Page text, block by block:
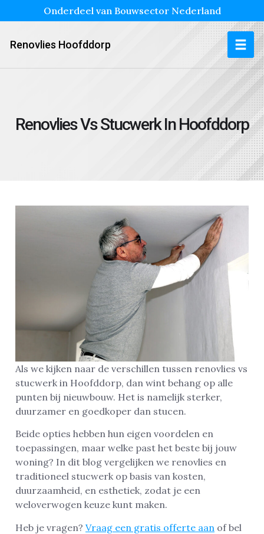
Onderdeel van Bouwsector Nederland
Renovlies Hoofddorp
Renovlies Vs Stucwerk In Hoofddorp
Als we kijken naar de verschillen tussen renovlies vs
stucwerk in Hoofddorp, dan wint behang op alle
punten bij nieuwbouw. Het is namelijk sterker,
duurzamer en goedkoper dan stucen.
Beide opties hebben hun eigen voordelen en
toepassingen, maar welke past het beste bij jouw
woning? In dit blog vergelijken we renovlies en
traditioneel stucwerk op basis van kosten,
duurzaamheid, en esthetiek, zodat je een
weloverwogen keuze kunt maken.
Heb je vragen? Vraag een gratis offerte aan of bel